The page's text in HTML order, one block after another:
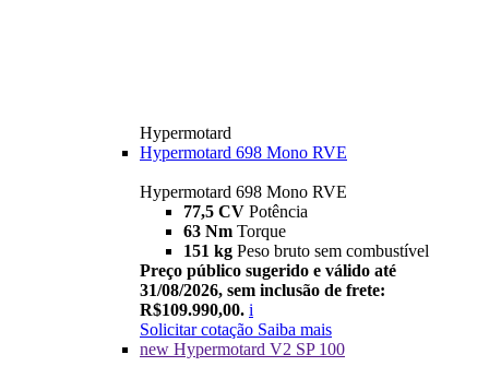
Hypermotard
Hypermotard 698 Mono RVE
Hypermotard 698 Mono RVE
77,5 CV Potência
63 Nm Torque
151 kg Peso bruto sem combustível
Preço público sugerido e válido até
31/08/2026, sem inclusão de frete:
R$109.990,00. i
Solicitar cotação Saiba mais
new Hypermotard V2 SP 100